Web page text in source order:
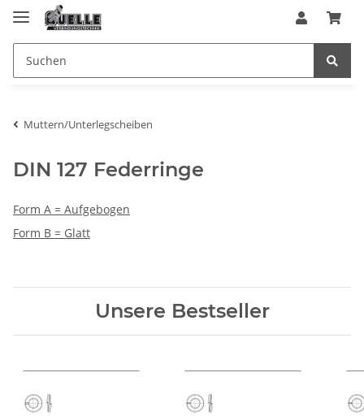
Muttern/Unterlegscheiben
DIN 127 Federringe
Form A = Aufgebogen
Form B = Glatt
Unsere Bestseller